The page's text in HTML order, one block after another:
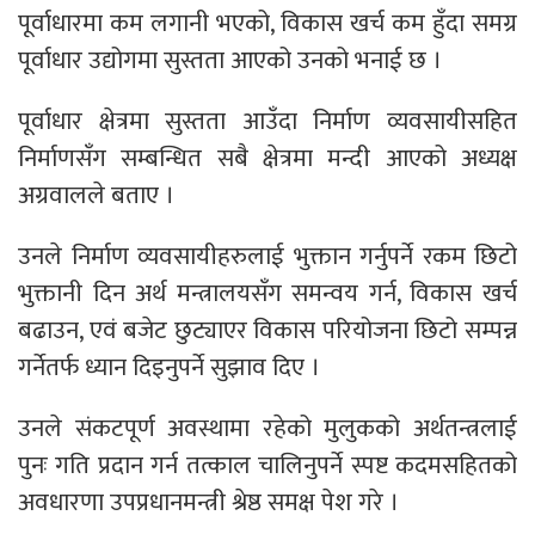
पूर्वाधारमा कम लगानी भएको, विकास खर्च कम हुँदा समग्र
पूर्वाधार उद्योगमा सुस्तता आएको उनको भनाई छ ।
पूर्वाधार क्षेत्रमा सुस्तता आउँदा निर्माण व्यवसायीसहित
निर्माणसँग सम्बन्धित सबै क्षेत्रमा मन्दी आएको अध्यक्ष
अग्रवालले बताए ।
उनले निर्माण व्यवसायीहरुलाई भुक्तान गर्नुपर्ने रकम छिटो
भुक्तानी दिन अर्थ मन्त्रालयसँग समन्वय गर्न, विकास खर्च
बढाउन, एवं बजेट छुट्याएर विकास परियोजना छिटो सम्पन्न
गर्नेतर्फ ध्यान दिइनुपर्ने सुझाव दिए ।
उनले संकटपूर्ण अवस्थामा रहेको मुलुकको अर्थतन्त्रलाई
पुनः गति प्रदान गर्न तत्काल चालिनुपर्ने स्पष्ट कदमसहितको
अवधारणा उपप्रधानमन्त्री श्रेष्ठ समक्ष पेश गरे ।